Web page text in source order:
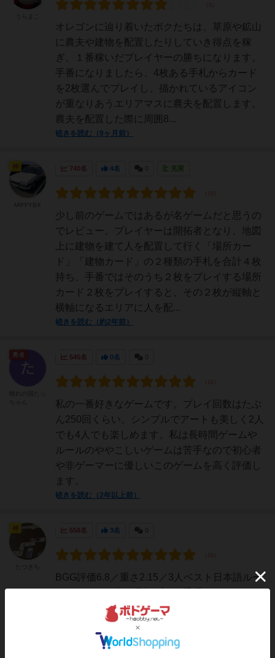
オレゴンに辿り着いたボクたちは、草原や鉱山
に農夫や建物を配置したりしていき得点を稼
ぎ、１番稼いだプレイヤーの勝ちになります。
手番になりましたら、4枚ある手札からカード
を2枚選んでプレイし、描かれているアイコン
が重なりあうエリアマスに農夫を配置します。
農夫を配置した際に周囲8...
続きを読む（9ヶ月前）
740名 4名 充実
少し前のゲームではあるが名ゲームだと思うの
でレビュー。プレイヤーは開拓者となり、地図
上に建物を建て人を配置して行く「場所カー
ド」「建物カード」の２種類の手札を合計４枚
持ち、手番ではそのうち２枚をプレイする場所
カード２枚をプレイすると、その２枚が縦軸と
横軸になるエリアに人を配...
続きを読む（約2年前）
神
545名 0名
私の一番好きなゲームです。プレイ回数はたぶ
ん250回くらい。シンプルでアートも美しく2人
でも4人でも楽しめます。私は長時間ゲームや
ルールのややこしいゲームは苦手なので初心者
や非ゲーマーに優しいこのゲームを高く評価し
ます。
続きを読む（2年以上前）
558名 3名
BGG評価6.8／重さ2.15／3人ベスト日本語ルー
ルマイティタイルも使用可能(赤❌じゃない方)で
スタートするのが正解画像で確認↓↑元のルール
を見ると❌印がないなぜか日本語ルールには❌
神